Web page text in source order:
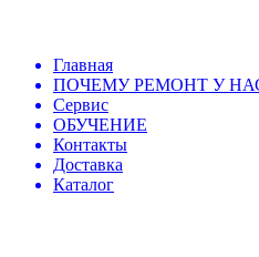
Главная
ПОЧЕМУ РЕМОНТ У
Сервис
ОБУЧЕНИЕ
Контакты
Доставка
Каталог